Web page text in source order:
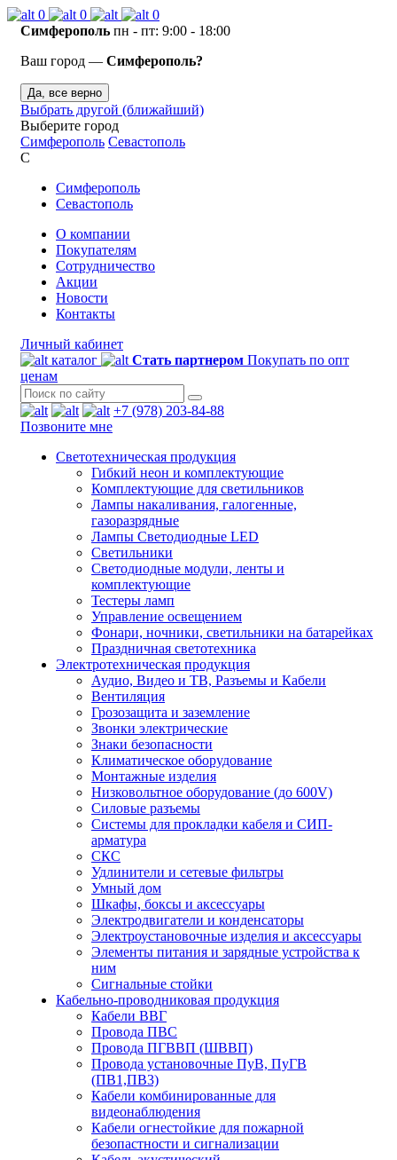
0 0
0
Симферополь пн - пт: 9:00 - 18:00
Ваш город — Симферополь?
Да, все верно
Выбрать другой (ближайший)
Выберите город
Симферополь Севастополь
С
Симферополь
Севастополь
О компании
Покупателям
Сотрудничество
Акции
Новости
Контакты
Личный кабинет
каталог
Стать партнером Покупать по опт
ценам
+7 (978) 203-84-88
Позвоните мне
Светотехническая продукция
Гибкий неон и комплектующие
Комплектующие для светильников
Лампы накаливания, галогенные,
газоразрядные
Лампы Светодиодные LED
Светильники
Светодиодные модули, ленты и
комплектующие
Тестеры ламп
Управление освещением
Фонари, ночники, светильники на батарейках
Праздничная светотехника
Электротехническая продукция
Аудио, Видео и ТВ, Разъемы и Кабели
Вентиляция
Грозозащита и заземление
Звонки электрические
Знаки безопасности
Климатическое оборудование
Монтажные изделия
Низковольтное оборудование (до 600V)
Силовые разъемы
Системы для прокладки кабеля и СИП-
арматура
СКС
Удлинители и сетевые фильтры
Умный дом
Шкафы, боксы и аксессуары
Электродвигатели и конденсаторы
Электроустановочные изделия и аксессуары
Элементы питания и зарядные устройства к
ним
Сигнальные стойки
Кабельно-проводниковая продукция
Кабели ВВГ
Провода ПВС
Провода ПГВВП (ШВВП)
Провода установочные ПуВ, ПуГВ
(ПВ1,ПВ3)
Кабели комбинированные для
видеонаблюдения
Кабели огнестойкие для пожарной
безопастности и сигнализации